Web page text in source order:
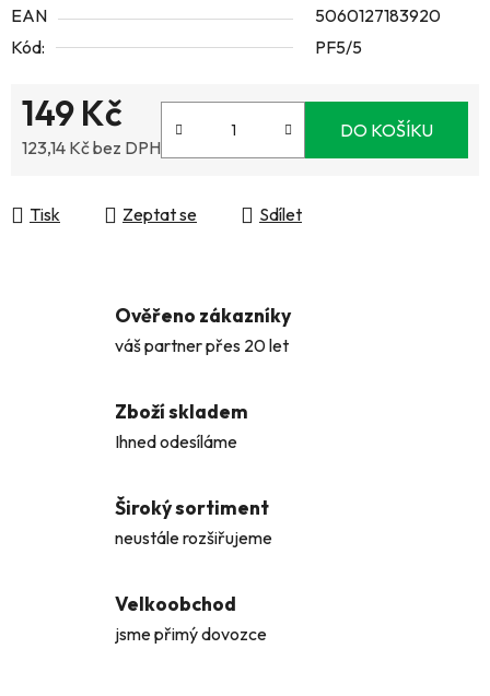
EAN
5060127183920
Kód:
PF5/5
149 Kč
123,14 Kč bez DPH
DO KOŠÍKU
Tisk Zeptat se Sdílet
Ověřeno zákazníky
váš partner přes 20 let
Zboží skladem
Ihned odesíláme
Široký sortiment
neustále rozšiřujeme
Velkoobchod
jsme přimý dovozce